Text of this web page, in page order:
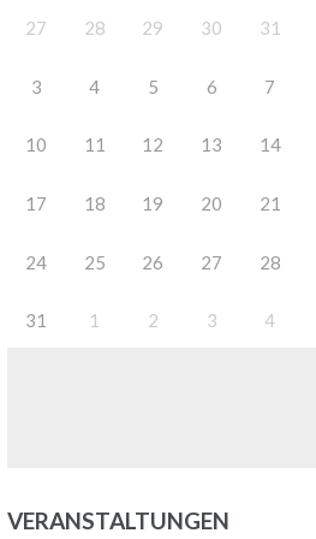
27 28 29 30 31
3 4 5 6 7
10 11 12 13 14
17 18 19 20 21
24 25 26 27 28
31 1 2 3 4
VERANSTALTUNGEN